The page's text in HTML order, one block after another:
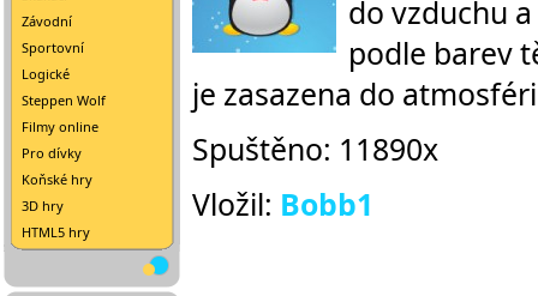
Závodní
Sportovní
Logické
Steppen Wolf
Filmy online
Pro dívky
Koňské hry
3D hry
HTML5 hry
do vzduchu
podle barev
je zasazena do
Spuštěno: 11890x
Vložil: Bobb1